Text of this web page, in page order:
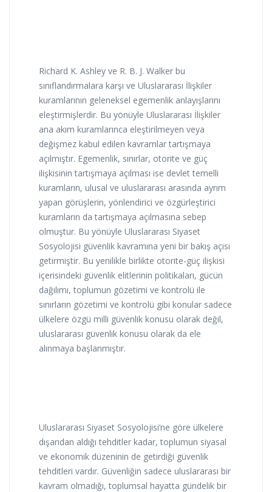
Richard K. Ashley ve R. B. J. Walker bu
sınıflandırmalara karşı ve Uluslararası İlişkiler
kuramlarının geleneksel egemenlik anlayışlarını
eleştirmişlerdir. Bu yönüyle Uluslararası İlişkiler
ana akım kuramlarınca eleştirilmeyen veya
değişmez kabul edilen kavramlar tartışmaya
açılmıştır. Egemenlik, sınırlar, otorite ve güç
ilişkisinin tartışmaya açılması ise devlet temelli
kuramların, ulusal ve uluslararası arasında ayrım
yapan görüşlerin, yönlendirici ve özgürleştirici
kuramların da tartışmaya açılmasına sebep
olmuştur. Bu yönüyle Uluslararası Siyaset
Sosyolojisi güvenlik kavramına yeni bir bakış açısı
getirmiştir. Bu yenilikle birlikte otorite-güç ilişkisi
içerisindeki güvenlik elitlerinin politikaları, gücün
dağılımı, toplumun gözetimi ve kontrolü ile
sınırların gözetimi ve kontrolü gibi konular sadece
ülkelere özgü milli güvenlik konusu olarak değil,
uluslararası güvenlik konusu olarak da ele
alınmaya başlanmıştır.
Uluslararası Siyaset Sosyolojisi’ne göre ülkelere
dışarıdan aldığı tehditler kadar, toplumun siyasal
ve ekonomik düzeninin de getirdiği güvenlik
tehditleri vardır. Güvenliğin sadece uluslararası bir
kavram olmadığı, toplumsal hayatta gündelik bir